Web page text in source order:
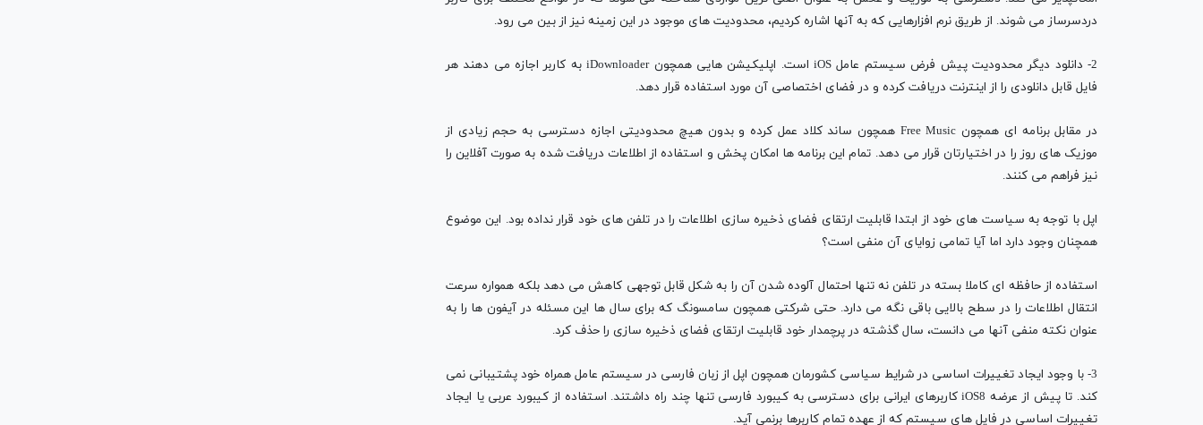
دردسرساز می شوند. از طریق نرم افزارهایی که به آنها اشاره کردیم، محدودیت های موجود در این زمینه نیز از بین می رود.
2- دانلود دیگر محدودیت پیش فرض سیستم عامل iOS است. اپلیکیشن هایی همچون iDownloader به کاربر اجازه می دهند هر
فایل قابل دانلودی را از اینترنت دریافت کرده و در فضای اختصاصی آن مورد استفاده قرار دهد.
در مقابل برنامه ای همچون Free Music همچون ساند کلاد عمل کرده و بدون هیچ محدودیتی اجازه دسترسی به حجم زیادی از
موزیک های روز را در اختیارتان قرار می دهد. تمام این برنامه ها امکان پخش و استفاده از اطلاعات دریافت شده به صورت آفلاین را
نیز فراهم می کنند.
اپل با توجه به سیاست های خود از ابتدا قابلیت ارتقای فضای ذخیره سازی اطلاعات را در تلفن های خود قرار نداده بود. این موضوع
همچنان وجود دارد اما آیا تمامی زوایای آن منفی است؟
استفاده از حافظه ای کاملا بسته در تلفن نه تنها احتمال آلوده شدن آن را به شکل قابل توجهی کاهش می دهد بلکه همواره سرعت
انتقال اطلاعات را در سطح بالایی باقی نگه می دارد. حتی شرکتی همچون سامسونگ که برای سال ها این مسئله در آیفون ها را به
عنوان نکته منفی آنها می دانست، سال گذشته در پرچمدار خود قابلیت ارتقای فضای ذخیره سازی را حذف کرد.
3- با وجود ایجاد تغییرات اساسی در شرایط سیاسی کشورمان همچون اپل از زبان فارسی در سیستم عامل همراه خود پشتیبانی نمی
کند. تا پیش از عرضه iOS8 کاربرهای ایرانی برای دسترسی به کیبورد فارسی تنها چند راه داشتند. استفاده از کیبورد عربی یا ایجاد
تغییرات اساسی در فایل های سیستم که از عهده تمام کاربرها برنمی آید.